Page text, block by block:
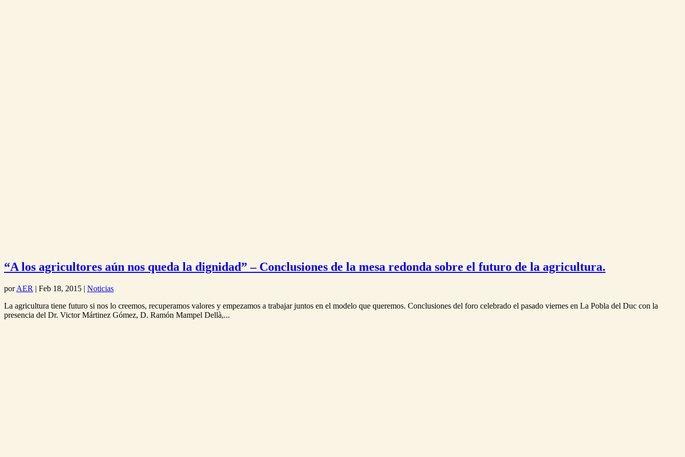
“A los agricultores aún nos queda la dignidad” – Conclusiones de la mesa redonda sobre el futuro de la agricultura.
porAER | Feb 18, 2015 | Noticias
La agricultura tiene futuro si nos lo creemos, recuperamos valores y empezamos a trabajar juntos en el modelo que queremos. Conclusiones del foro celebrado el pasado viernes en La Pobla del Duc con la
presencia del Dr. Victor Mártinez Gómez, D. Ramón Mampel Dellà,...